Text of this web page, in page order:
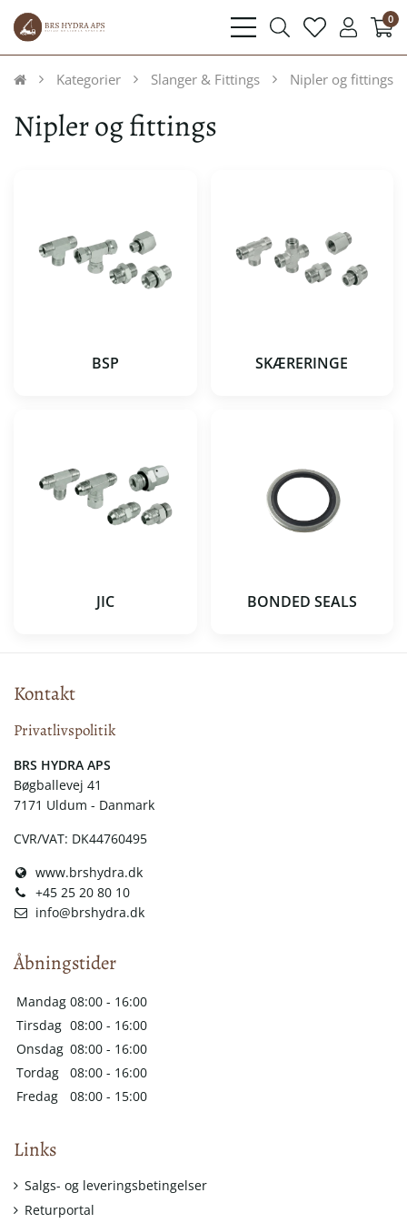
bars
searchheart user 0
Kategorier Slanger & Fittings Nipler og fittings
Nipler og fittings
BSP SKÆRERINGE
JIC BONDED SEALS
Kontakt
Privatlivspolitik
​​BRS HYDRA APS
Bøgballevej 41
7171 Uldum - Danmark
CVR/VAT: DK44760495
www.brshydra.dk
+45 25 20 80 10
info@brshydra.dk
Åbningstider
Mandag 08:00 - 16:00
Tirsdag 08:00 - 16:00
Onsdag 08:00 - 16:00
Tordag
08:00 - 16:00
Fredag
08:00 - 15:00
Links
Salgs- og leveringsbetingelser
Returportal